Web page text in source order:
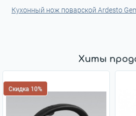
Кухонный нож поварской Ardesto
Хиты
Скидка 10%